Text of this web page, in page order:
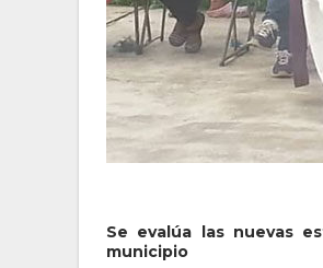
Se evalúa las nuevas
municipio